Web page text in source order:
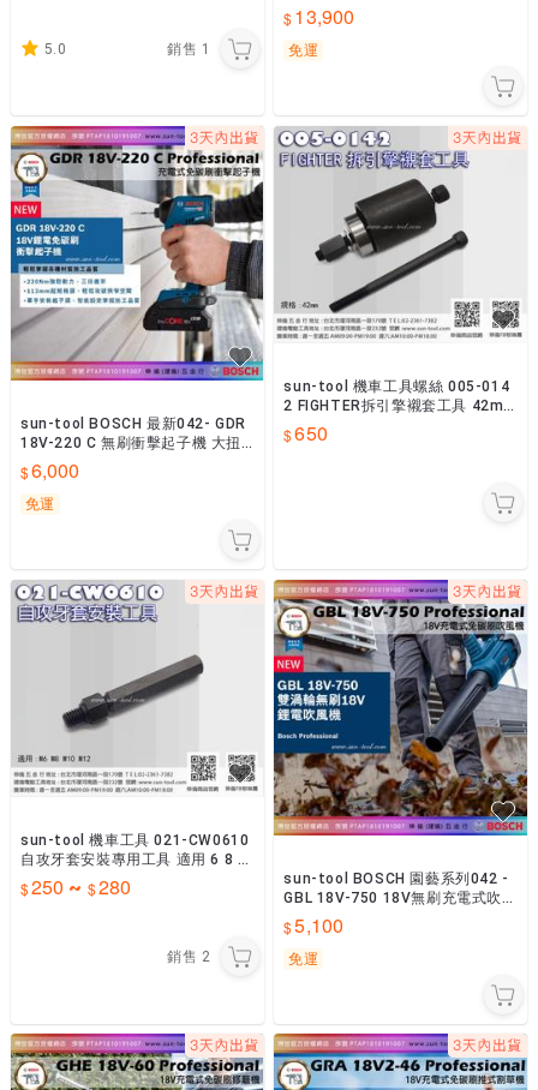
5.0 銷售 1
高扭力衝擊扳手機
13,900
免運
sun-tool BOSCH 最新042- GDR
18V-220 C 無刷衝擊起子機 大扭
力6,000
免運
sun-tool 機車工具螺絲 005-014
2 FIGHTER拆引擎襯套工具 42m
m適用 JET POWER懷特
650
sun-tool 機車工具 021-CW0610
自攻牙套安裝專用工具 適用 6 8 1
0 mm
250 ~ 280
銷售 2
sun-tool BOSCH 園藝系列042 -
GBL 18V-750 18V無刷充電式吹風
機 雙渦輪 吹葉機
5,100
免運